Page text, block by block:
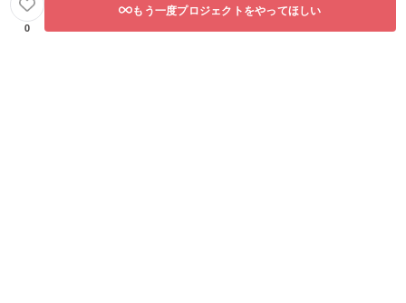
ため、
0
もう一度プロジェクトをやってほしい